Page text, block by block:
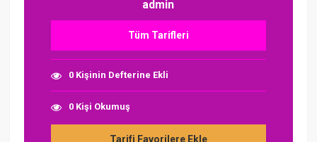
admin
Tüm Tarifleri
0 Kişinin Defterine Ekli
0 Kişi Okumuş
Tarifi Favorilere Ekle